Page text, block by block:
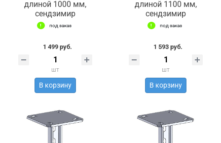
длиной 1000 мм,
сендзимир
под заказ
1 499 руб.
шт
В корзину
длиной 1100 мм,
сендзимир
под заказ
1 593 руб.
шт
В корзину